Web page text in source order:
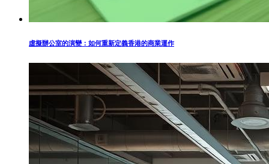
虛擬辦公室的演變：如何重新定義香港的商業運作